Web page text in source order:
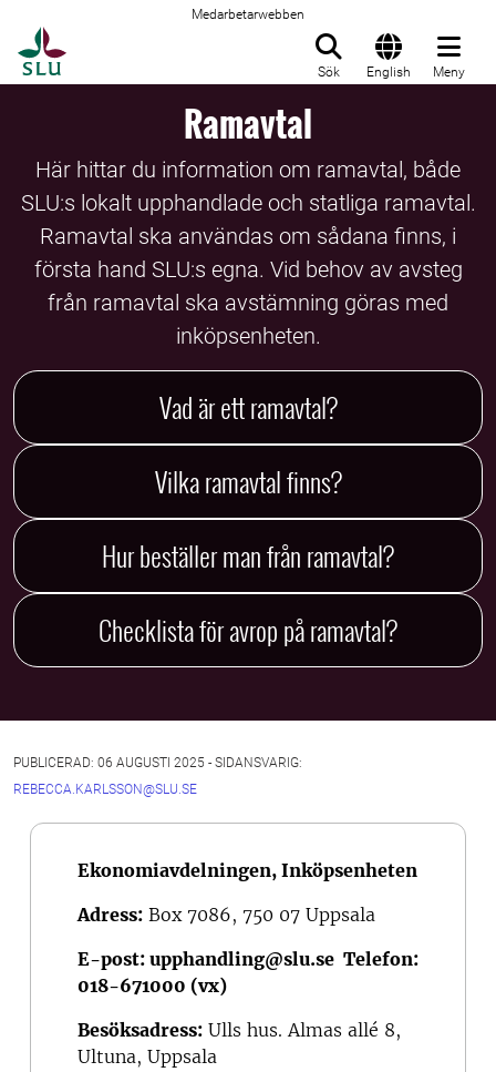
Medarbetarwebben
Sök English Meny
Ramavtal
Här hittar du information om ramavtal, både
SLU:s lokalt upphandlade och statliga ramavtal.
Ramavtal ska användas om sådana finns, i
första hand SLU:s egna. Vid behov av avsteg
från ramavtal ska avstämning göras med
inköpsenheten.
Vad är ett ramavtal?
Vilka ramavtal finns?
Hur beställer man från ramavtal?
Checklista för avrop på ramavtal?
PUBLICERAD: 06 AUGUSTI 2025 - SIDANSVARIG:
REBECCA.KARLSSON@SLU.SE
Ekonomiavdelningen, Inköpsenheten
Adress: Box 7086, 750 07 Uppsala
E-post: upphandling@slu.se Telefon:
018-671000 (vx)
Besöksadress: Ulls hus. Almas allé 8,
Ultuna, Uppsala